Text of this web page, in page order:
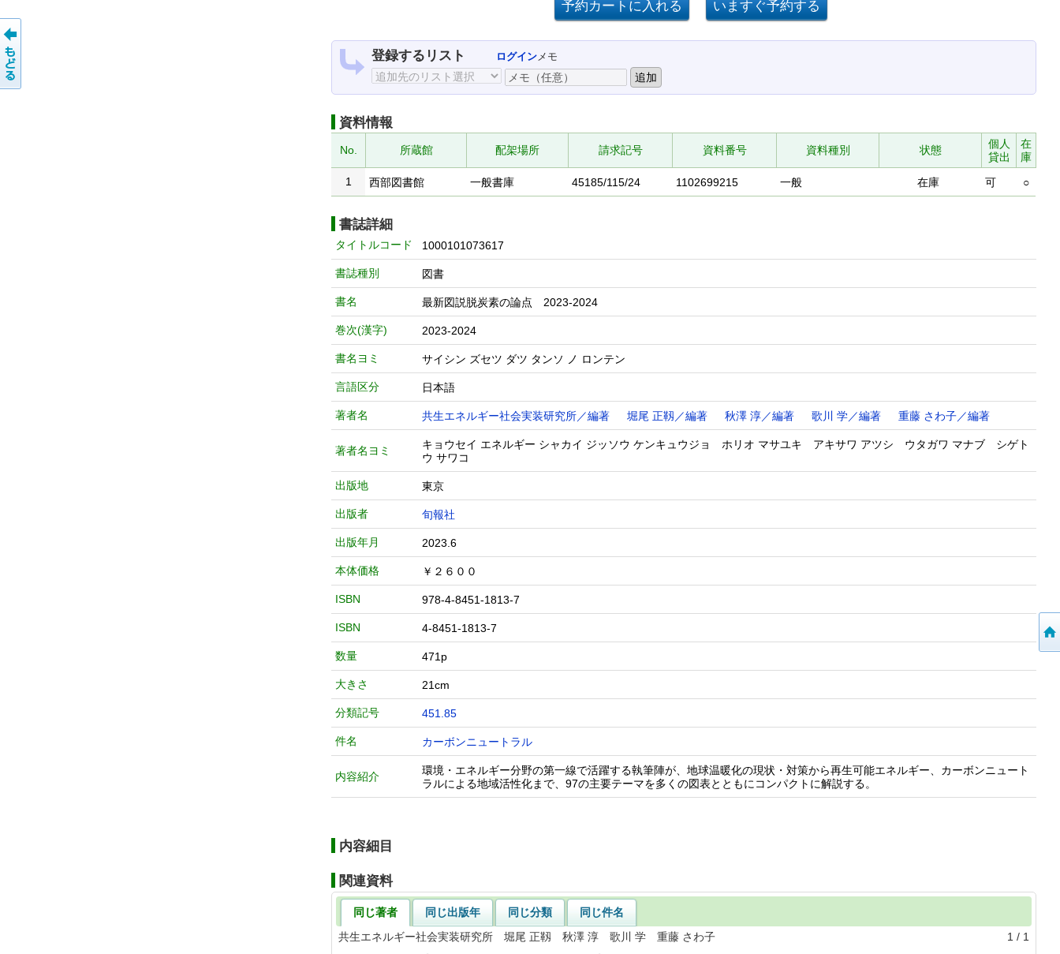
登録するリスト ログインメモ
資料情報
No. 所蔵館 配架場所 請求記号 資料番号 資料種別 状態
個人
貸出
在
庫
1
西部図書館 一般書庫 45185/115/24 1102699215 一般 在庫 可 ○
書誌詳細
タイトルコード 1000101073617
書誌種別 図書
書名 最新図説脱炭素の論点 2023-2024
巻次(漢字) 2023-2024
書名ヨミ サイシン ズセツ ダツ タンソ ノ ロンテン
言語区分 日本語
著者名 共生エネルギー社会実装研究所／編著 堀尾 正靱／編著 秋澤 淳／編著 歌川 学／編著 重藤 さわ子／編著
著者名ヨミ
キョウセイ エネルギー シャカイ ジッソウ ケンキュウジョ ホリオ マサユキ アキサワ アツシ ウタガワ マナブ シゲト
ウ サワコ
出版地 東京
出版者 旬報社
出版年月 2023.6
本体価格 ￥２６００
ISBN 978-4-8451-1813-7
ISBN 4-8451-1813-7
数量 471p
大きさ 21cm
分類記号 451.85
件名 カーボンニュートラル
内容紹介
環境・エネルギー分野の第一線で活躍する執筆陣が、地球温暖化の現状・対策から再生可能エネルギー、カーボンニュート
ラルによる地域活性化まで、97の主要テーマを多くの図表とともにコンパクトに解説する。
内容細目
関連資料
同じ著者 同じ出版年 同じ分類
同じ件名
共生エネルギー社会実装研究所 堀尾 正靱 秋澤 淳 歌川 学 重藤 さわ子
1 / 1